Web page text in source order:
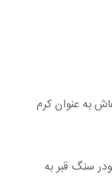
به عنوان کرم
سنگ قبر به